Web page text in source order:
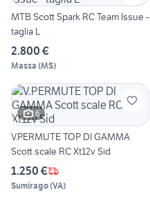
MTB Scott Spark RC Team Issue -
taglia L
2.800 €
Massa (MS)
6
V.PERMUTE TOP DI GAMMA
Scott scale RC Xt12v Sid
1.250 €
Sumirago(VA)